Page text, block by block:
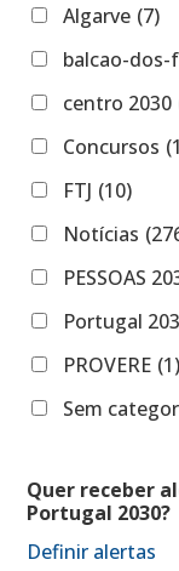
Algarve (7)
balcao-dos-
centro 2030
Concursos
FTJ (10)
Notícias
PESSOAS
Portugal
PROVERE (1)
Sem
Quer receber
Portugal 2030?
Definir alertas